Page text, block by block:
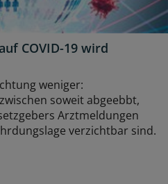
COVID-19 wird
weniger:
soweit abgeebbt,
Arztmeldungen
verzichtbar sind.